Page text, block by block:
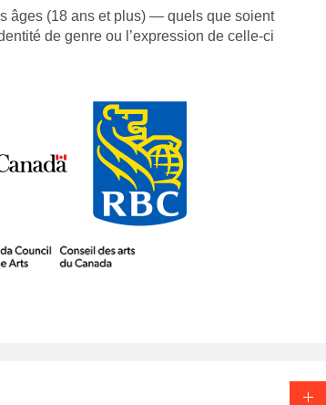
âges (18 ans et plus) — quels que soient
de genre ou l’expression de celle-ci